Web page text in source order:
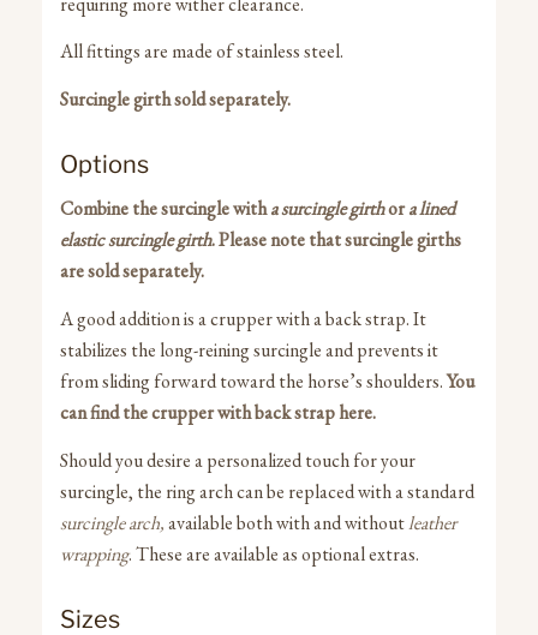
All fittings are made of stainless steel.
Surcingle girth sold separately.
Options
Combine the surcingle with a surcingle girthora lined
elastic surcingle girth.Please note that surcingle girths
are sold separately.
A good addition is a crupper with a back strap. It
stabilizes the long-reining surcingle and prevents it
from sliding forward toward the horse’s shoulders.You
can find the crupper with back strap here.
Should you desire a personalized touch for your
surcingle, the ring arch can be replaced with a standard
surcingle arch,available both with and withoutleather
wrapping. These are available as optional extras.
Sizes